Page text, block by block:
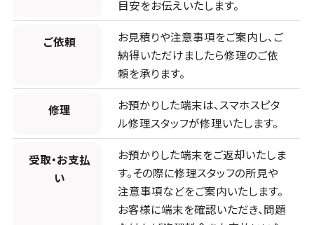
店舗ページへ 店舗に電話
店頭修理店
スマホスピタル吉祥寺
店舗ページへ
目安をお伝えいたします。
ご依頼
お見積りや注意事項をご案内し、ご
納得いただけましたら修理のご依
頼を承ります。
修理
お預かりした端末は、スマホスピタ
ル修理スタッフが修理いたします。
受取・お支払
い
お預かりした端末をご返却いたしま
す。その際に修理スタッフの所見や
注意事項などをご案内いたします。
お客様に端末を確認いただき、問題